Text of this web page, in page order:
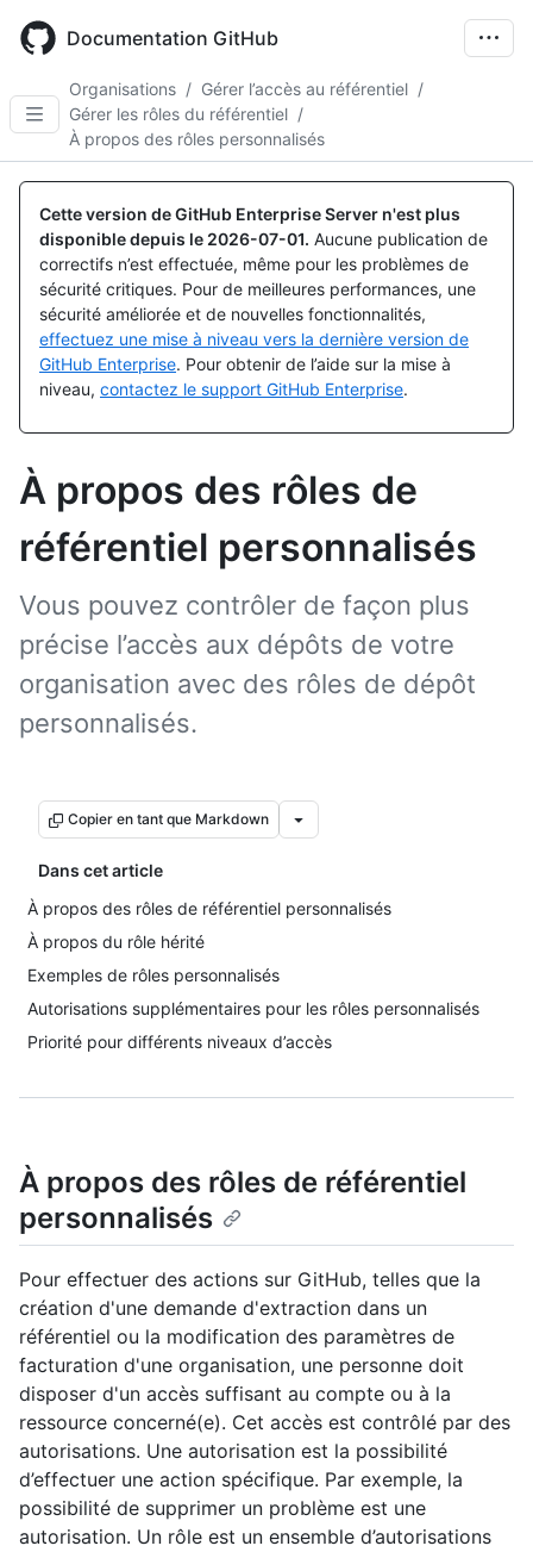
main
Documentation GitHub
Organisations / Gérer l’accès au référentiel /
Gérer les rôles du référentiel /
À propos des rôles personnalisés
Cette version de GitHub Enterprise Server n'est plus
disponible depuis le 2026-07-01. Aucune publication de
correctifs n’est effectuée, même pour les problèmes de
sécurité critiques. Pour de meilleures performances, une
sécurité améliorée et de nouvelles fonctionnalités,
effectuez une mise à niveau vers la dernière version de
GitHub Enterprise. Pour obtenir de l’aide sur la mise à
niveau, contactez le support GitHub Enterprise.
À propos des rôles de
référentiel personnalisés
Vous pouvez contrôler de façon plus
précise l’accès aux dépôts de votre
organisation avec des rôles de dépôt
personnalisés.
Copier en tant que Markdown
Dans cet article
À propos des rôles de référentiel personnalisés
À propos du rôle hérité
Exemples de rôles personnalisés
Autorisations supplémentaires pour les rôles personnalisés
Priorité pour différents niveaux d’accès
À propos des rôles de référentiel
personnalisés
Pour effectuer des actions sur GitHub, telles que la
création d'une demande d'extraction dans un
référentiel ou la modification des paramètres de
facturation d'une organisation, une personne doit
disposer d'un accès suffisant au compte ou à la
ressource concerné(e). Cet accès est contrôlé par des
autorisations. Une autorisation est la possibilité
d’effectuer une action spécifique. Par exemple, la
possibilité de supprimer un problème est une
autorisation. Un rôle est un ensemble d’autorisations